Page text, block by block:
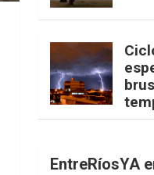
EntreRíosYA